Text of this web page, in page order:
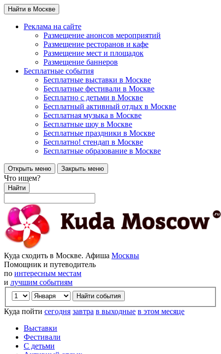
Найти в Москве
Реклама на сайте
Размещение анонсов мероприятий
Размещение ресторанов и кафе
Размещение мест и площадок
Размещение баннеров
Бесплатные события
Бесплатные выставки в Москве
Бесплатные фестивали в Москве
Бесплатно с детьми в Москве
Бесплатный активный отдых в Москве
Бесплатная музыка в Москве
Бесплатные шоу в Москве
Бесплатные праздники в Москве
Бесплатно! стендап в Москве
Бесплатные образование в Москве
Открыть меню Закрыть меню
Что ищем?
Найти
Куда сходить в Москве. Афиша Москвы
Помощник и путеводитель
по интересным местам
и лучшим событиям
Куда пойти сегодня завтра в выходные в этом месяце
Выставки
Фестивали
С детьми